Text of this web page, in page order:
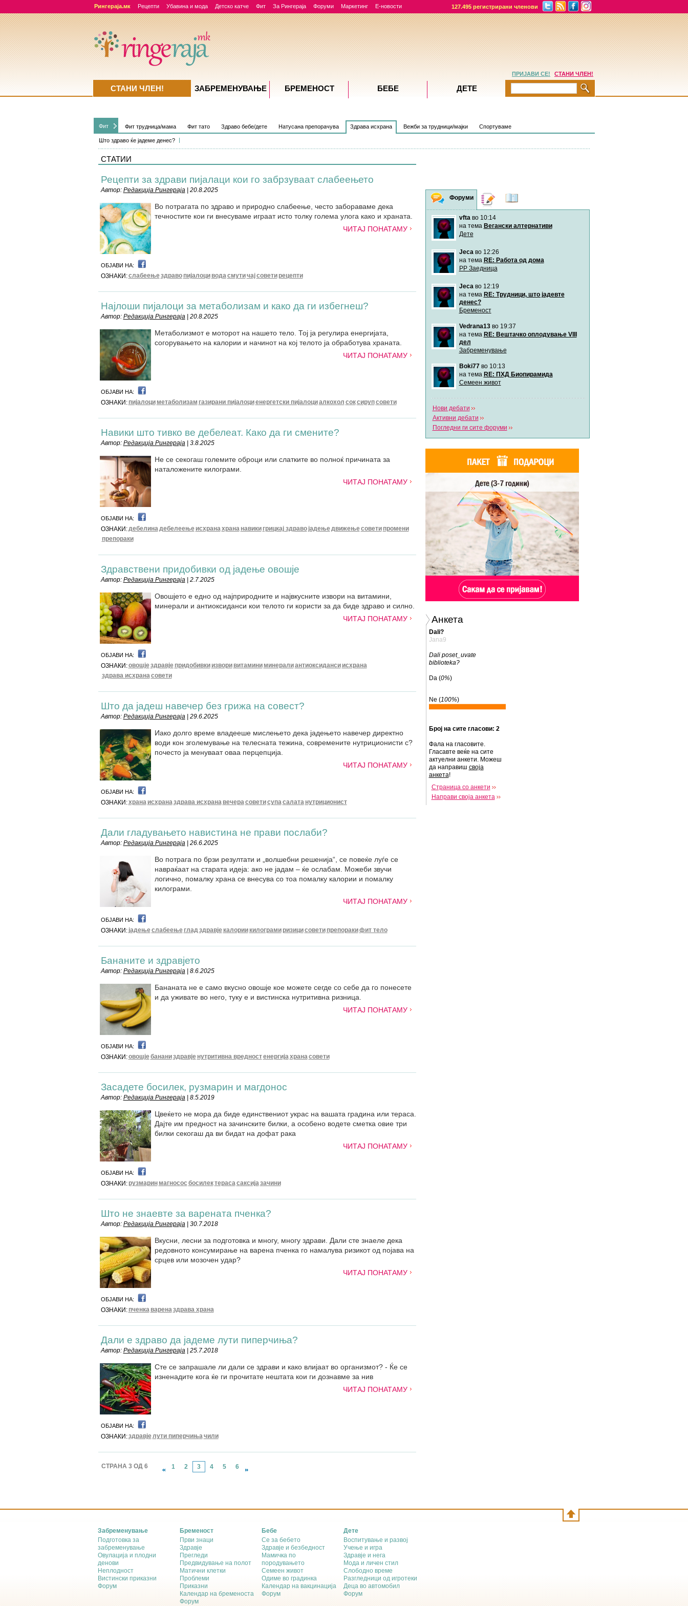
Рингераја.мк Рецепти Убавина и мода Детско катче Фит За Рингераја Форуми Маркетинг Е-новости 127.495 регистрирани членови
Фит Фит трудница/мама Фит тато Здраво бебе/дете Натусана препорачува Здрава исхрана
Што здраво ќе јадеме денес?
Вежби за трудници/мајки Спортуваме
СТАТИИ
Рецепти за здрави пијалаци кои го забрзуваат слабеењето
Автор: Редакција Рингераја| 20.8.2025
Во потрагата по здраво и природно слабеење, често забораваме дека
течностите кои ги внесуваме играат исто толку голема улога како и храната.
ЧИТАЈ ПОНАТАМУ
ОБЈАВИ НА:
ОЗНАКИ:слабеењездраво пијалоци водасмутичајсовети рецепти
Најлоши пијалоци за метаболизам и како да ги избегнеш?
Автор: Редакција Рингераја| 20.8.2025
Метаболизмот е моторот на нашето тело. Тој ја регулира енергијата,
согорувањето на калории и начинот на кој телото ја обработува храната.
ЧИТАЈ ПОНАТАМУ
ОБЈАВИ НА:
ОЗНАКИ: пијалоци метаболизам газирани пијалоциенергетски пијалоциалкохол соксирупсовети
Навики што тивко ве дебелеат. Како да ги смените?
Автор: Редакција Рингераја| 3.8.2025
Не се секогаш големите оброци или слатките во полноќ причината за
наталожените килограми.
ЧИТАЈ ПОНАТАМУ
ОБЈАВИ НА:
ОЗНАКИ:дебелинадебелеење исхранахрана навики грицкај здраво јадењедвижењесовети промени
препораки
Здравствени придобивки од јадење овошје
Автор: Редакција Рингераја| 2.7.2025
Овошјето е едно од најприродните и највкусните извори на витамини,
минерали и антиоксиданси кои телото ги користи за да биде здраво и силно.
ЧИТАЈ ПОНАТАМУ
ОБЈАВИ НА:
ОЗНАКИ:овошјездравје придобивки извори витамини минералиантиоксиданси исхрана
здрава исхранасовети
Што да јадеш навечер без грижа на совест?
Автор: Редакција Рингераја| 29.6.2025
Иако долго време владееше мислењето дека јадењето навечер директно
води кон зголемување на телесната тежина, современите нутриционисти с?
почесто ја менуваат оваа перцепција.
ЧИТАЈ ПОНАТАМУ
ОБЈАВИ НА:
ОЗНАКИ:храна исхраназдрава исхрана вечерасоветисупасалата нутриционист
Дали гладувањето навистина нe прави послаби?
Автор: Редакција Рингераја| 26.6.2025
Во потрага по брзи резултати и „волшебни решенија“, сe повеќе луѓе се
навраќаат на старата идеја: ако не јадам – ќе ослабам. Можеби звучи
логично, помалку храна се внесува со тоа помалку калории и помалку
килограми.
ЧИТАЈ ПОНАТАМУ
ОБЈАВИ НА:
ОЗНАКИ: јадењеслабеење гладздравје калории килограми ризицисовети препоракифит тело
Бананите и здравјето
Автор: Редакција Рингераја| 8.6.2025
Бананата не е само вкусно овошје кое можете сегде со себе да го понесете
и да уживате во него, туку е и вистинска нутритивна ризница.
ЧИТАЈ ПОНАТАМУ
ОБЈАВИ НА:
ОЗНАКИ:овошјебананиздравје нутритивна вредностенергијахранасовети
Засадете босилек, рузмарин и магдонос
Автор: Редакција Рингераја| 8.5.2019
Цвеќето не мора да биде единствениот украс на вашата градина или тераса.
Дајте им предност на зачинските билки, а особено водете сметка овие три
билки секогаш да ви бидат на дофат рака
ЧИТАЈ ПОНАТАМУ
ОБЈАВИ НА:
ОЗНАКИ: рузмарин магносос босилектерасасаксијазачини
Што не знаевте за варената пченка?
Автор: Редакција Рингераја| 30.7.2018
Вкусни, лесни за подготовка и многу, многу здрави. Дали сте знаеле дека
редовното консумирање на варена пченка го намалува ризикот од појава на
срцев или мозочен удар?
ЧИТАЈ ПОНАТАМУ
ОБЈАВИ НА:
ОЗНАКИ: пченка вареназдрава храна
Дали е здраво да јадеме лути пиперчиња?
Автор: Редакција Рингераја| 25.7.2018
Сте се запрашале ли дали се здрави и како влијаат во организмот? - Ќе се
изненадите кога ќе ги прочитате нештата кои ги дознавме за нив
ЧИТАЈ ПОНАТАМУ
ОБЈАВИ НА:
ОЗНАКИ:здравјелути пиперчињачили
СТРАНА 3 ОД 6 1 2 3 4 5 6
Форуми Дневници
vftaво 10:14
на тема Вегански алтернативи
Дете
Jecaво 12:26
на тема RE: Работа од дома
РР Заедница
Jecaво 12:19
на тема RE: Трудници, што јадевте
денес?
Бременост
Vedrana13во 19:37
на тема RE: Вештачко оплодување VIII
дел
Забременување
Boki77во 10:13
на тема RE: ПХД Биопирамида
Семеен живот
Нови дебати
Активни дебати
Погледни ги сите форуми
Анкета
Dali?
Jana9
Dali poset_uvate
biblioteka?
Da (0%)
Ne (100%)
Број на сите гласови: 2
Фала на гласовите.
Гласавте веќе на сите
актуелни анкети. Можеш
да направиш своја
анкета!
Страница со анкети
Направи своја анкета
ПРИЈАВИ СЕ! СТАНИ ЧЛЕН!
СТАНИ ЧЛЕН! ЗАБРЕМЕНУВАЊE БРЕМЕНОСТ БЕБЕ ДЕТЕ
Забременување
Подготовка за
забременување
Овулација и плодни
денови
Неплодност
Вистински приказни
Форум
Бременост
Први знаци
Здравје
Прегледи
Предвидување на полот
Матични клетки
Проблеми
Приказни
Календар на бременоста
Форум
Бебе
Се за бебето
Здравје и безбедност
Мамичка по
породувањето
Семеен живот
Одиме во градинка
Календар на вакцинација
Форум
Дете
Воспитување и развој
Учење и игра
Здравје и нега
Мода и личен стил
Слободно време
Разгледници од игротеки
Деца во автомобил
Форум